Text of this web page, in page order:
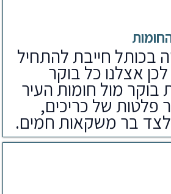
בכותל חייבת להתחיל
אצלנו כל בוקר
מול חומות העיר
של כריכים,
לצד בר משקאות חמים.